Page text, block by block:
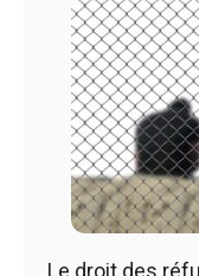
Le droit des